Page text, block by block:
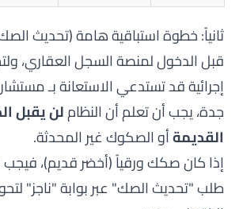
ثانياً: خطوة استباقية هامة (تحديث
قبل الدخول لمنصة السجل العقاري،
إجرائية قد تستدعي الاستعانة بـ
جدة، يجب أن تعلم أن النظاملن يقبل
القديمةأو الصكوك غير المحدثة.
إذا كان صكك ورقياً (أخضر قديم)، فيجب
طلب "تحديث الصك" عبر بوابة "ناجز"